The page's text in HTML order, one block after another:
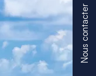
Nous contacter